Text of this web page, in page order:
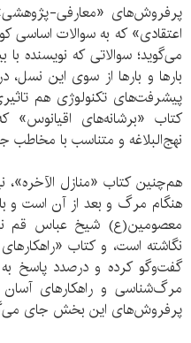
پرفروش‌های «معارفی-
اعتقادی» که به سوالات اساسی
می‌گوید؛ سوالاتی که نویسنده با
بارها و بارها از سوی این
پیشرفت‌های تکنولوژی هم
کتاب «برشانه‌های اقیانوس»
نهج‌البلاغه و متناسب با مخاطب
هم‌چنین کتاب «منازل الآخره»،
هنگام مرگ و بعد از آن است و
معصومین(ع) شیخ عباس قم
نگاشته است، و کتاب
گفت‌و‌گو کرده و درصدد پاسخ
مرگ‌شناسی و راهکارهای
پرفروش‌های این بخش جای